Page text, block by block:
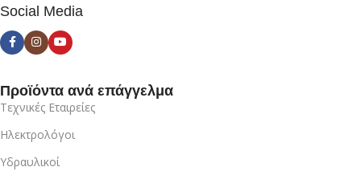
Social Media
Προϊόντα ανά επάγγελμα
Τεχνικές Εταιρείες
Ηλεκτρολόγοι
Υδραυλικοί